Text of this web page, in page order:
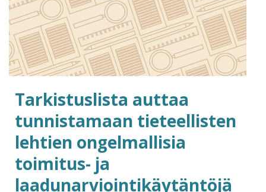
Tarkistuslista auttaa
tunnistamaan tieteellisten
lehtien ongelmallisia
toimitus- ja
laadunarviointikäytäntöjä